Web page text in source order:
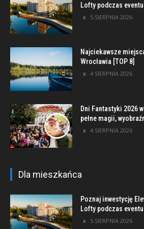
Lofty podczas
5 SIERPNIA 2026
Najciekawsze
Wrocławia [TOP 8]
4 SIERPNIA 2026
Dni Fantastyki 2026
pełne magii,
4 SIERPNIA 2026
Dla mieszkańca
Poznaj inwestycję
Lofty podczas
5 SIERPNIA 2026